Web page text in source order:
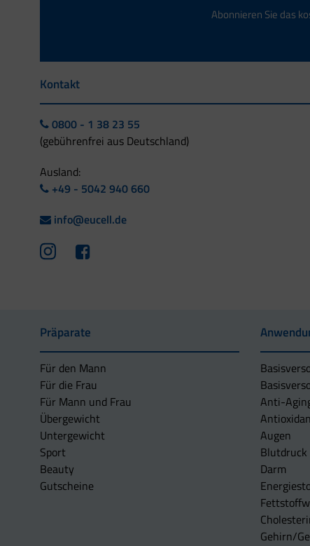
Abonnieren Sie das
Kontakt
0800 - 1 38 23 55
(gebührenfrei aus Deutschland)
Ausland:
+49 - 5042 940 660
info@eucell.de
Präparate
Für den Mann
Für die Frau
Für Mann und Frau
Übergewicht
Untergewicht
Sport
Beauty
Gutscheine
Anti-
Augen
Blutdruck
Darm
Gehirn/